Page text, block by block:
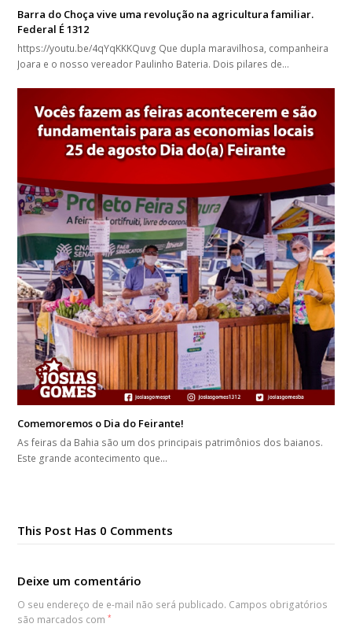
Barra do Choça vive uma revolução na agricultura familiar.
Federal É 1312
https://youtu.be/4qYqKKKQuvg Que dupla maravilhosa, companheira
Joara e o nosso vereador Paulinho Bateria. Dois pilares de…
Comemoremos o Dia do Feirante!
As feiras da Bahia são um dos principais patrimônios dos baianos.
Este grande acontecimento que…
This Post Has 0 Comments
Deixe um comentário
O seu endereço de e-mail não será publicado. Campos obrigatórios
são marcados com*